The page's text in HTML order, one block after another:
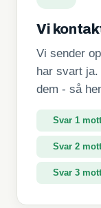
Vi
Vi sender
har svart
dem - så
Svar 2
Svar 3